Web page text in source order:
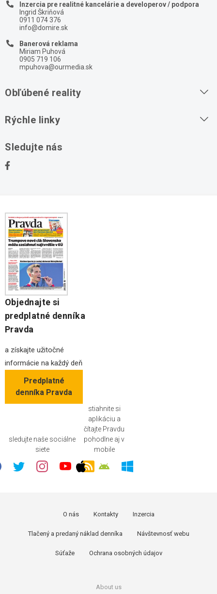
Inzercia pre realitné kancelárie a developerov / podpora
Ingrid Škriňová
0911 074 376
info@domire.sk
Banerová reklama
Miriam Puhová
0905 719 106
mpuhova@ourmedia.sk
Obľúbené reality
Domy na predaj
Stavebné pozemky
Rýchle linky
Kontakt
Sledujte nás
Objednajte si
predplatné denníka
Pravda
a získajte užitočné
informácie na každý deň
Predplatné
denníka Pravda
sledujte naše sociálne
siete
stiahnite si
aplikáciu a
čítajte Pravdu
pohodlne aj v
mobile
O nás Kontakty Inzercia
Tlačený a predaný náklad denníka Návštevnosť webu
Súťaže Ochrana osobných údajov
About us